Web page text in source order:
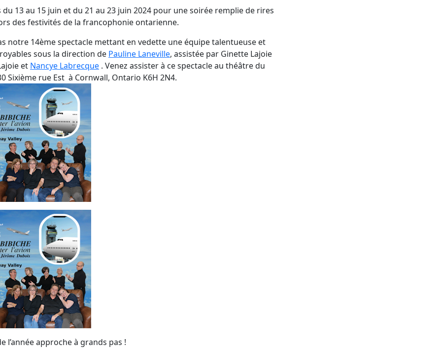
du 13 au 15 juin et du 21 au 23 juin 2024 pour une soirée remplie de rires
des festivités de la francophonie ontarienne.
notre 14ème spectacle mettant en vedette une équipe talentueuse et
sous la direction de Pauline Laneville, assistée par Ginette Lajoie
et Nancye Labrecque . Venez assister à ce spectacle au théâtre du
Sixième rue Est à Cornwall, Ontario K6H 2N4.
l’année approche à grands pas !